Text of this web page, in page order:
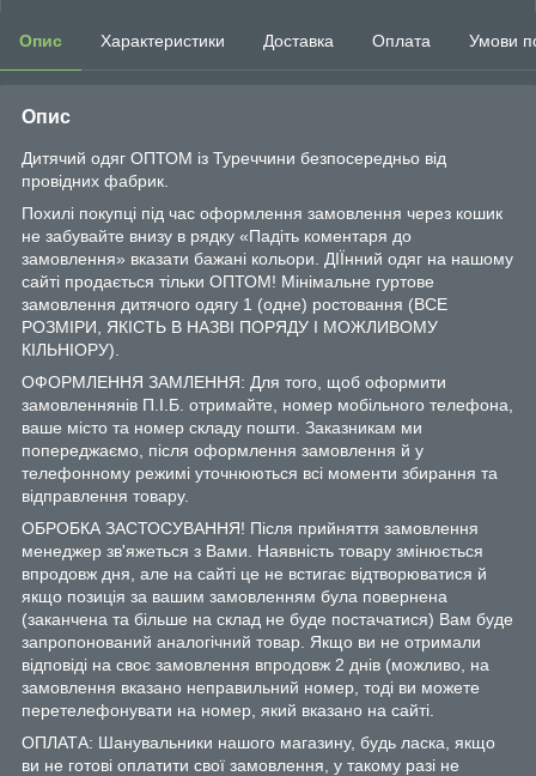
Опис Характеристики Доставка Оплата Умови
Опис
Дитячий одяг ОПТОМ із Туреччини безпосередньо від
провідних фабрик.
Похилі покупці під час оформлення замовлення через кошик
не забувайте внизу в рядку «Падіть коментаря до
замовлення» вказати бажані кольори. ДІЇнний одяг на нашому
сайті продається тільки ОПТОМ! Мінімальне гуртове
замовлення дитячого одягу 1 (одне) ростовання (ВСЕ
РОЗМІРИ, ЯКІСТЬ В НАЗВІ ПОРЯДУ І МОЖЛИВОМУ
КІЛЬНІОРУ).
ОФОРМЛЕННЯ ЗАМЛЕННЯ: Для того, щоб оформити
замовленнянів П.І.Б. отримайте, номер мобільного телефона,
ваше місто та номер складу пошти. Заказникам ми
попереджаємо, після оформлення замовлення й у
телефонному режимі уточнюються всі моменти збирання та
відправлення товару.
ОБРОБКА ЗАСТОСУВАННЯ! Після прийняття замовлення
менеджер зв'яжеться з Вами. Наявність товару змінюється
впродовж дня, але на сайті це не встигає відтворюватися й
якщо позиція за вашим замовленням була повернена
(заканчена та більше на склад не буде постачатися) Вам буде
запропонований аналогічний товар. Якщо ви не отримали
відповіді на своє замовлення впродовж 2 днів (можливо, на
замовлення вказано неправильний номер, тоді ви можете
перетелефонувати на номер, який вказано на сайті.
ОПЛАТА: Шанувальники нашого магазину, будь ласка, якщо
ви не готові оплатити свої замовлення, у такому разі не